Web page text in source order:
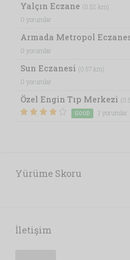
Yalçın Eczane (0.52 km)
0 yorumlar
Armada Metropol
0 yorumlar
Sun Eczanesi (0.57 km)
0 yorumlar
Özel Engin Tıp Merkezi
GOOD 1 yorumlar
Yürüme Skoru
İletişim